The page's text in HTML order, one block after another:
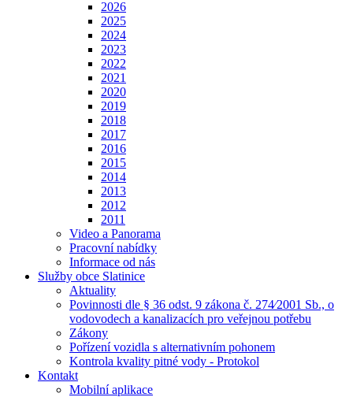
2026
2025
2024
2023
2022
2021
2020
2019
2018
2017
2016
2015
2014
2013
2012
2011
Video a Panorama
Pracovní nabídky
Informace od nás
Služby obce Slatinice
Aktuality
Povinnosti dle § 36 odst. 9 zákona č. 274⁄2001 Sb., o
vodovodech a kanalizacích pro veřejnou potřebu
Zákony
Pořízení vozidla s alternativním pohonem
Kontrola kvality pitné vody - Protokol
Kontakt
Mobilní aplikace